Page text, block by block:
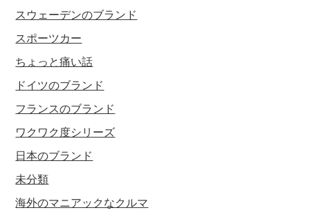
スウェーデンのブランド
スポーツカー
ちょっと痛い話
ドイツのブランド
フランスのブランド
ワクワク度シリーズ
日本のブランド
未分類
海外のマニアックなクルマ